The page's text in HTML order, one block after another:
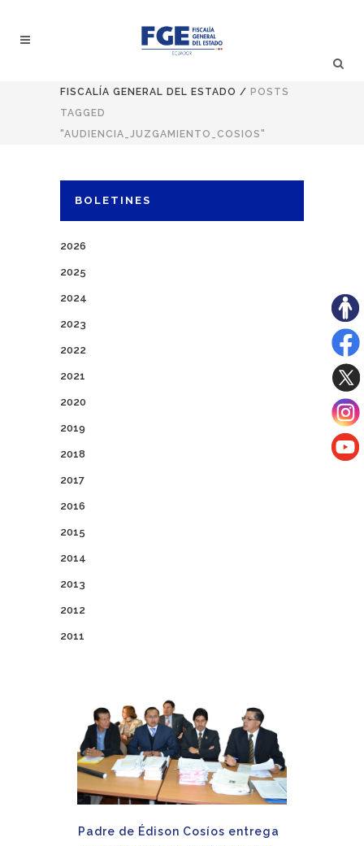
FISCALÍA GENERAL DEL ESTADO / POSTS
TAGGED
"AUDIENCIA_JUZGAMIENTO_COSIOS"
BOLETINES
2026
2025
2024
2023
2022
2021
2020
2019
2018
2017
2016
2015
2014
2013
2012
2011
Padre de Édison Cosíos entrega